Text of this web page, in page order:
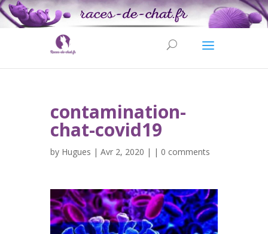
contamination-
chat-covid19
by Hugues | Avr 2, 2020 | | 0 comments